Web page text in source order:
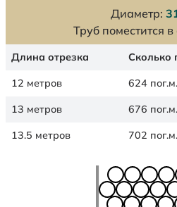
Диаметр:
Труб поместится
Длина отрезка Сколько
12 метров 624 пог.м.
13 метров 676 пог.м.
13.5 метров 702 пог.м.